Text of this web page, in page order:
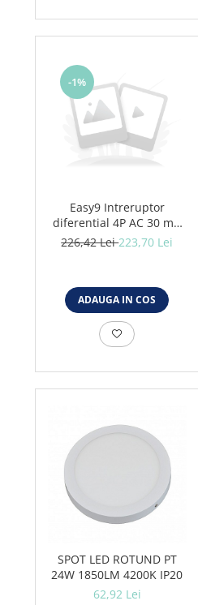
-1%
Easy9 Intreruptor
diferential 4P AC 30 mA
63A EZ9R32463
226,42 Lei223,70 Lei
ADAUGA IN COS
SPOT LED ROTUND PT
24W 1850LM 4200K IP20
62,92 Lei